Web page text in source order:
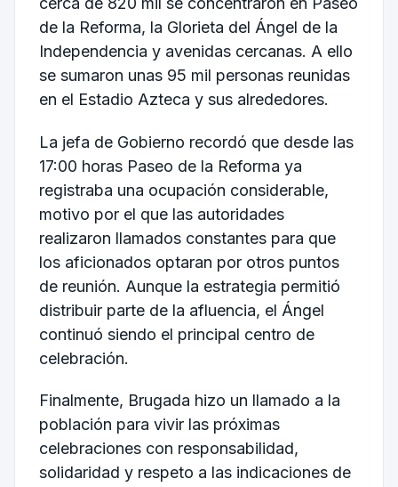
de la Reforma, la Glorieta del Ángel de la
Independencia y avenidas cercanas. A ello
se sumaron unas 95 mil personas reunidas
en el Estadio Azteca y sus alrededores.
La jefa de Gobierno recordó que desde las
17:00 horas Paseo de la Reforma ya
registraba una ocupación considerable,
motivo por el que las autoridades
realizaron llamados constantes para que
los aficionados optaran por otros puntos
de reunión. Aunque la estrategia permitió
distribuir parte de la afluencia, el Ángel
continuó siendo el principal centro de
celebración.
Finalmente, Brugada hizo un llamado a la
población para vivir las próximas
celebraciones con responsabilidad,
solidaridad y respeto a las indicaciones de